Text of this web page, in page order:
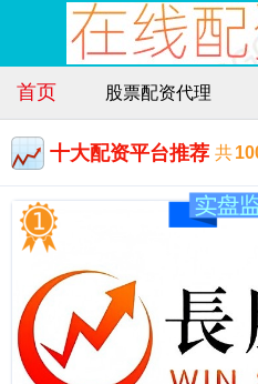
首页 股票配资代理
十大配资平台推荐 共